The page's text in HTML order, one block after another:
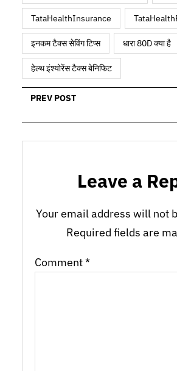
TataHealthInsurance
इनकम टैक्स सेविंग टिप्स धारा 80D क्या है
हेल्थ इंश्योरेंस टैक्स बेनिफिट
PREV POST
Leave a
Your email address will not
Required fields are
Comment*